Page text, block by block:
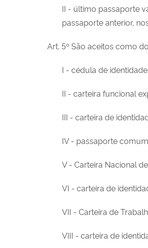
II - último passaporte
passaporte anterior,
Art. 5º São aceitos como
I - cédula de
II - carteira funcional
III - carteira de
IV - passaporte
V - Carteira Nacional
VI - carteira de
VII - Carteira de
VIII - carteira de